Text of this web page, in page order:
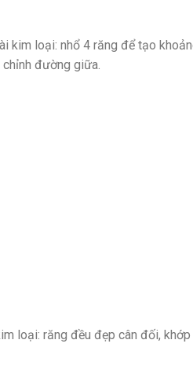
kim loại: nhổ 4 răng để tạo
đường giữa.
loại: răng đều đẹp cân đối,